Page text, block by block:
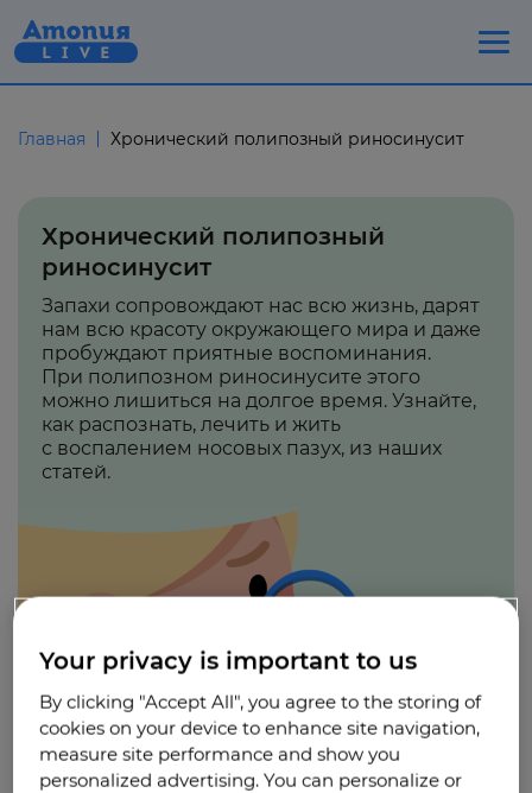
Главная Хронический полипозный риносинусит
Хронический полипозный
риносинусит
Запахи сопровождают нас всю жизнь, дарят
нам всю красоту окружающего мира и даже
пробуждают приятные воспоминания.
При полипозном риносинусите этого
можно лишиться на долгое время. Узнайте,
как распознать, лечить и жить
с воспалением носовых пазух, из наших
статей.
Your privacy is important to us
By clicking "Accept All", you agree to the storing of
cookies on your device to enhance site navigation,
measure site performance and show you
personalized advertising. You can personalize or